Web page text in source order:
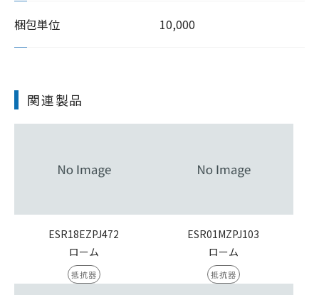
梱包単位 10,000
関連製品
ESR18EZPJ472
ローム
抵抗器
ESR01MZPJ103
ローム
抵抗器